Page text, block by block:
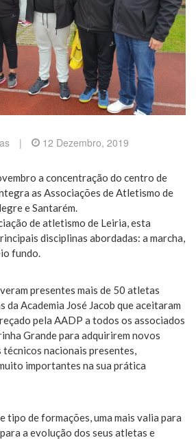
| 12 Dezembro, 2019
a concentração do centro de
as Associações de Atletismo de
e Santarém.
de atletismo de Leiria, esta
disciplinas abordadas: a marcha,
fundo.
presentes mais de 50 atletas
Academia José Jacob que aceitaram
pela AADP a todos os associados
Grande para adquirirem novos
nacionais presentes,
importantes na sua prática
tipo de formações, uma mais valia para
a evolução dos seus atletas e